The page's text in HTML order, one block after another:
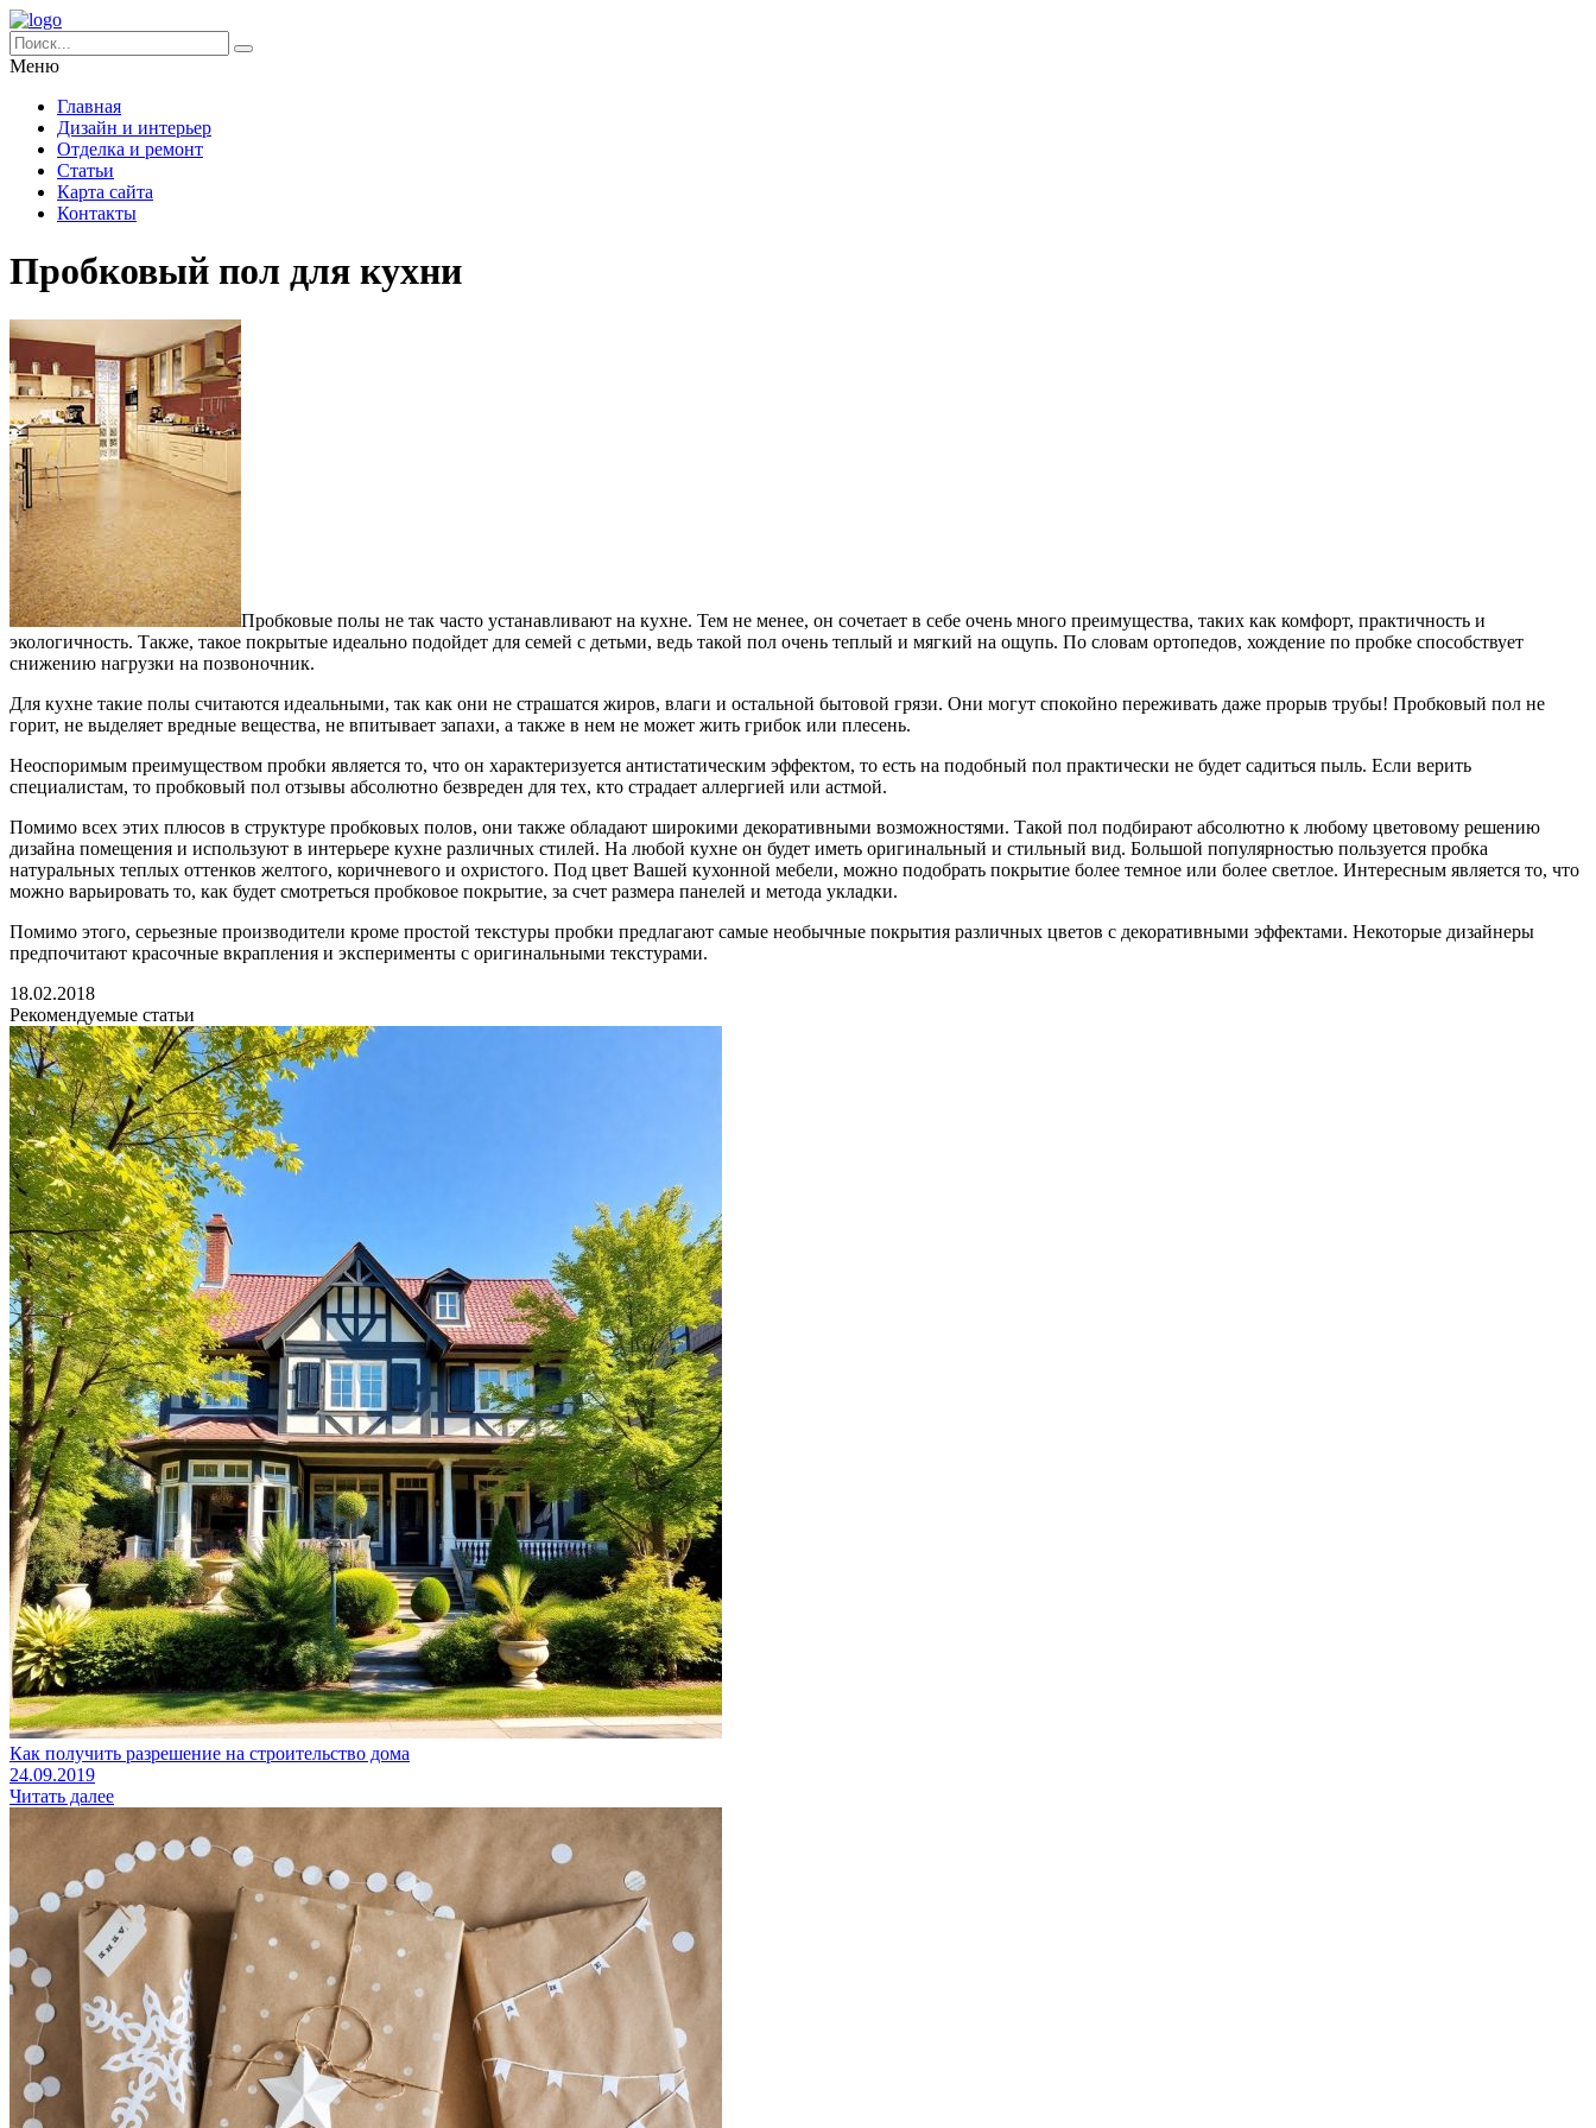
Меню
Главная
Дизайн и интерьер
Отделка и ремонт
Статьи
Карта сайта
Контакты
Пробковый пол для кухни
Пробковые полы не так часто устанавливают на кухне. Тем не менее, он сочетает в себе очень много преимущества, таких как комфорт, практичность и
экологичность. Также, такое покрытые идеально подойдет для семей с детьми, ведь такой пол очень теплый и мягкий на ощупь. По словам ортопедов, хождение по пробке способствует
снижению нагрузки на позвоночник.
Для кухне такие полы считаются идеальными, так как они не страшатся жиров, влаги и остальной бытовой грязи. Они могут спокойно переживать даже прорыв трубы! Пробковый пол не
горит, не выделяет вредные вещества, не впитывает запахи, а также в нем не может жить грибок или плесень.
Неоспоримым преимуществом пробки является то, что он характеризуется антистатическим эффектом, то есть на подобный пол практически не будет садиться пыль. Если верить
специалистам, то пробковый пол отзывы абсолютно безвреден для тех, кто страдает аллергией или астмой.
Помимо всех этих плюсов в структуре пробковых полов, они также обладают широкими декоративными возможностями. Такой пол подбирают абсолютно к любому цветовому решению
дизайна помещения и используют в интерьере кухне различных стилей. На любой кухне он будет иметь оригинальный и стильный вид. Большой популярностью пользуется пробка
натуральных теплых оттенков желтого, коричневого и охристого. Под цвет Вашей кухонной мебели, можно подобрать покрытие более темное или более светлое. Интересным является то, что
можно варьировать то, как будет смотреться пробковое покрытие, за счет размера панелей и метода укладки.
Помимо этого, серьезные производители кроме простой текстуры пробки предлагают самые необычные покрытия различных цветов с декоративными эффектами. Некоторые дизайнеры
предпочитают красочные вкрапления и эксперименты с оригинальными текстурами.
18.02.2018
Рекомендуемые статьи
Как получить разрешение на строительство дома
24.09.2019
Читать далее